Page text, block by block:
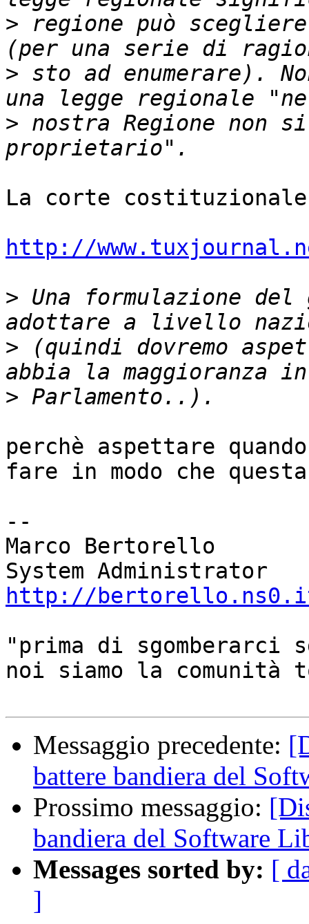
> regione può
> sto ad enumerare).
> nostra Regione non
La corte
http://
> Una formulazione
> (quindi dovremo
>
perchè aspettare
fare in modo che
--
Marco Bertorello
http://
"prima di sgomberarci
noi siamo la
Messaggio precedente:
battere bandiera del
Prossimo messaggio:
bandiera del Software
Messages sorted by: [
]